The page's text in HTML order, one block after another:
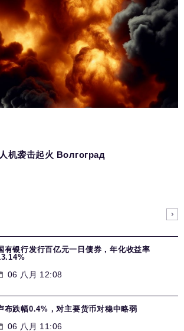
机袭击起火 Волгоград
有银行发行百亿元一日债券，年化收益率
06 八月 12:08
布跌幅0.4%，对主要货币对稳中略弱
06 八月 11:06